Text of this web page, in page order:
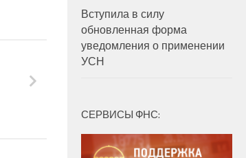
Вступила в силу
обновленная форма
уведомления о применении
УСН
СЕРВИСЫ ФНС: